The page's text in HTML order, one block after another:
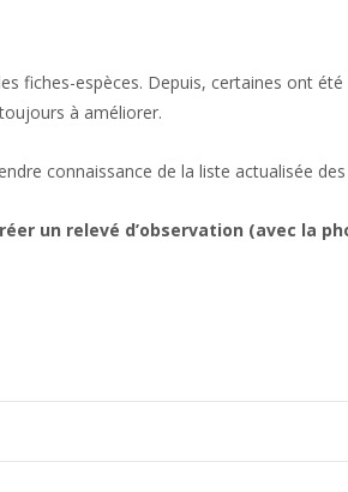
fiches-espèces. Depuis, certaines ont
à améliorer.
connaissance de la liste actualisée
un relevé d’observation (avec la